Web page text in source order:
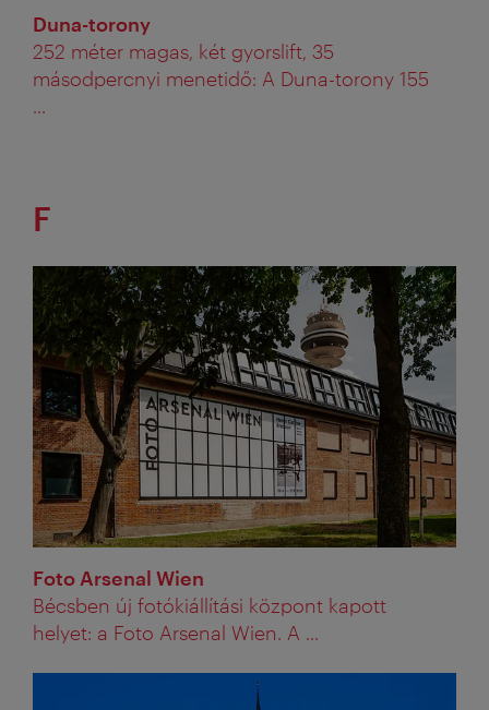
Duna-torony
252 méter magas, két gyorslift, 35
másodpercnyi menetidő: A Duna-torony 155
...
F
Foto Arsenal Wien
Bécsben új fotókiállítási központ kapott
helyet: a Foto Arsenal Wien. A ...